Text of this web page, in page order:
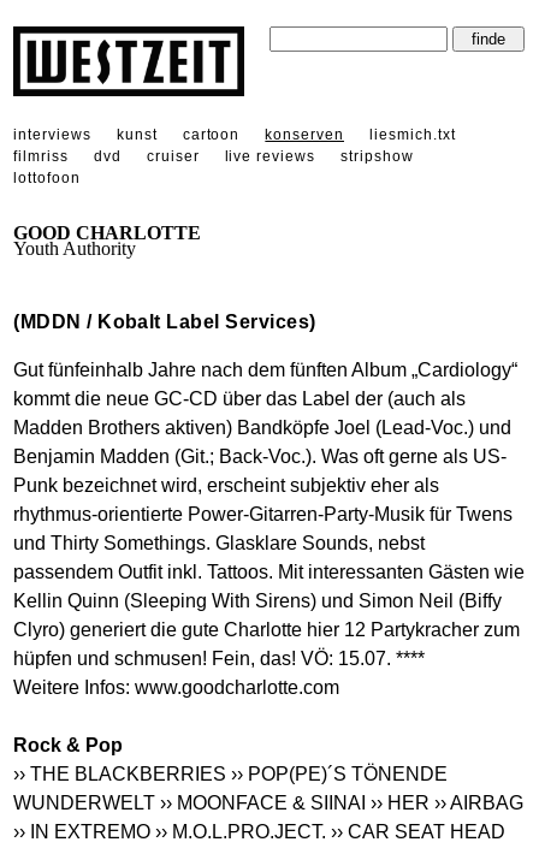
interviews kunst cartoon konserven
liesmich.txt
filmriss
dvd cruiser live reviews
stripshow
lottofoon
GOOD CHARLOTTE
Youth Authority
(MDDN / Kobalt Label Services)
Gut fünfeinhalb Jahre nach dem fünften Album „Cardiology“
kommt die neue GC-CD über das Label der (auch als
Madden Brothers aktiven) Bandköpfe Joel (Lead-Voc.) und
Benjamin Madden (Git.; Back-Voc.). Was oft gerne als US-
Punk bezeichnet wird, erscheint subjektiv eher als
rhythmus-orientierte Power-Gitarren-Party-Musik für Twens
und Thirty Somethings. Glasklare Sounds, nebst
passendem Outfit inkl. Tattoos. Mit interessanten Gästen wie
Kellin Quinn (Sleeping With Sirens) und Simon Neil (Biffy
Clyro) generiert die gute Charlotte hier 12 Partykracher zum
hüpfen und schmusen! Fein, das! VÖ: 15.07. ****
Weitere Infos:www.goodcharlotte.com
Rock & Pop
›› THE BLACKBERRIES ›› POP(PE)´S TÖNENDE
WUNDERWELT ›› MOONFACE & SIINAI ›› HER ›› AIRBAG
›› IN EXTREMO ›› M.O.L.PRO.JECT. ›› CAR SEAT HEAD